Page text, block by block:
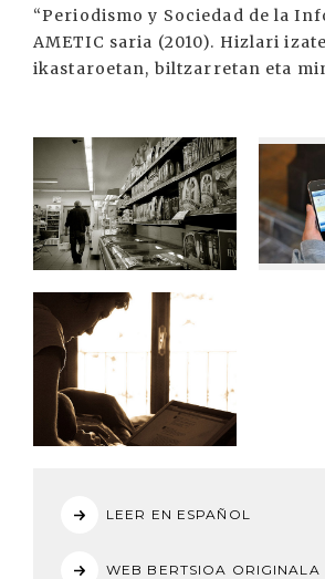
“Periodismo y Sociedad de la
AMETIC saria (2010). Hizlari
ikastaroetan, biltzarretan eta
LEER EN ESPAÑOL
WEB BERTSIOA ORIGINALA